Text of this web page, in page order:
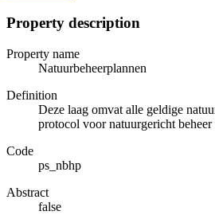
Property description
Property name
Natuurbeheerplannen
Definition
Deze laag omvat alle geldige
protocol voor natuurgericht beheer
Code
ps_nbhp
Abstract
false